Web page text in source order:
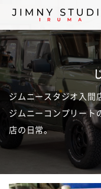
ジムニースタジオ入間
ジムニーコンプリート
店の日常。